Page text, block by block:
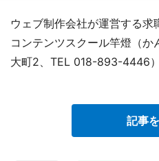
ウェブ制作会社が運営する
コンテンツスクール竿燈（
大町2、TEL 018-893-4446）
記事